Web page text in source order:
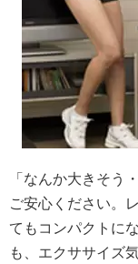
「なんか大きそう
ご安心ください。
てもコンパクトに
も、エクササイズ